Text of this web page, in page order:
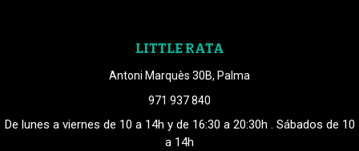
LITTLE RATA
Antoni Marquès 30B, Palma
971 937 840
De lunes a viernes de 10 a 14h y de 16:30 a 20:30h . Sábados de 10
a 14h